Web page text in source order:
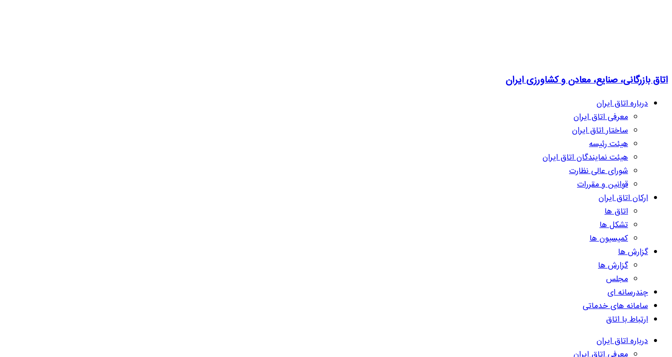
اتاق بازرگانی، صنایع، معادن و کشاورزی ایران
درباره اتاق ایران
معرفی اتاق ایران
ساختار اتاق ایران
هیئت رئیسه
هیئت نمایندگان اتاق ایران
شورای عالی نظارت
قوانین و مقررات
ارکان اتاق ایران
اتاق ها
تشکل ها
کمیسیون ها
گزارش ها
گزارش ها
مجلس
چندرسانه ای
سامانه های خدماتی
ارتباط با اتاق
درباره اتاق ایران